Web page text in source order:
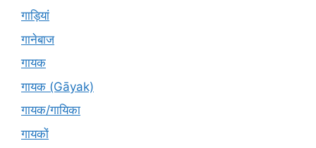
गाड़ियां
गानेबाज
गायक
गायक (Gāyak)
गायक/गायिका
गायकों